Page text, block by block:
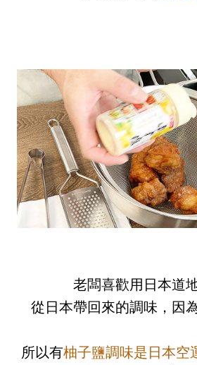
老闆喜歡用日本道
從日本帶回來的調味，因
所以有柚子鹽調味是日本空